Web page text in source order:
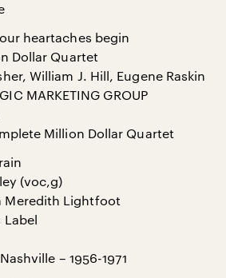
heartaches begin
Dollar Quartet
William J. Hill, Eugene Raskin
MARKETING GROUP
Million Dollar Quartet
(voc,g)
Meredith Lightfoot
Label
– 1956-1971